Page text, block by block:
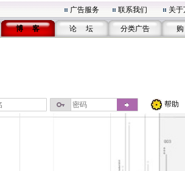
广告服务 联系我们 关于
博 客 论 坛 分类广告
帮助